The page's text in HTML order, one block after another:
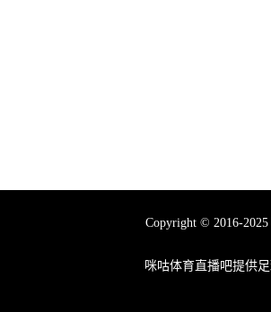
Copyright © 2016-
咪咕体育直播吧提供